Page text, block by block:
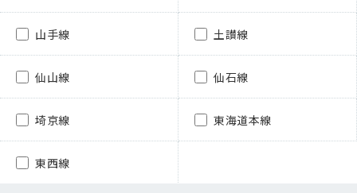
山手線 土讃線
仙山線 仙石線
埼京線 東海道本線
東西線